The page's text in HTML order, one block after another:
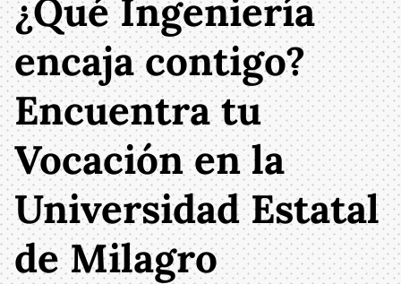
¿Qué Ingeniería
encaja contigo?
Encuentra tu
Vocación en la
Universidad Estatal
de Milagro